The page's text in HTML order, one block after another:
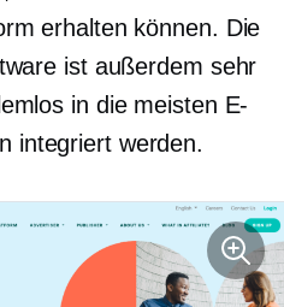
erhalten können. Die
ist außerdem sehr
in die meisten E-
integriert werden.